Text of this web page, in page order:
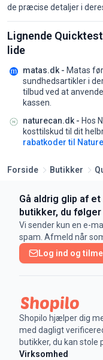
de præcise detaljer i
Lignende
lide
matas.dk - Matas
sundhedsartikler i
tilbud ved at anvende
kassen.
naturecan.dk - Hos
kosttilskud til dit
rabatkoder til
Forside Butikker
Gå aldrig glip af
butikker, du følger
Vi sender kun en e-
spam. Afmeld når
Log ind og
Shopilo hjælper dig
med dagligt
butikker, du kan stole
Virksomhed